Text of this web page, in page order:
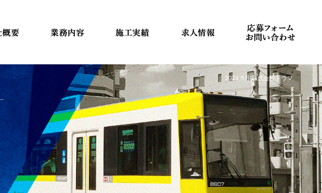
2024 5月|株式会社トウマ